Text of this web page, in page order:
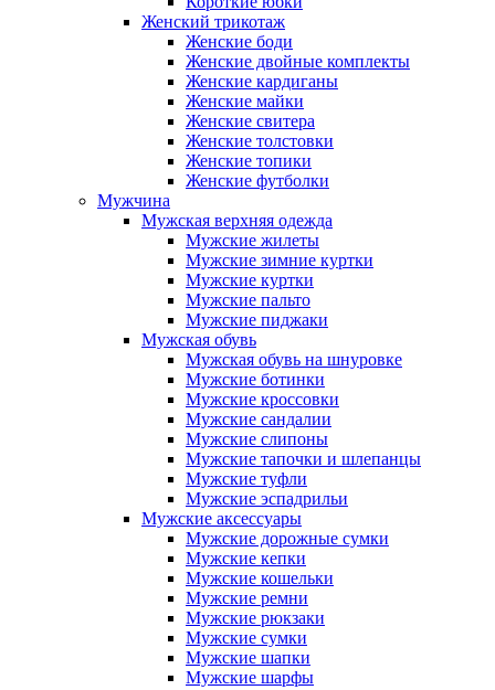
Женский трикотаж
Женские боди
Женские двойные комплекты
Женские кардиганы
Женские майки
Женские свитера
Женские толстовки
Женские топики
Женские футболки
Мужчина
Мужская верхняя одежда
Мужские жилеты
Мужские зимние куртки
Мужские куртки
Мужские пальто
Мужские пиджаки
Мужская обувь
Мужская обувь на шнуровке
Мужские ботинки
Мужские кроссовки
Мужские сандалии
Мужские слипоны
Мужские тапочки и шлепанцы
Мужские туфли
Мужские эспадрильи
Мужские аксессуары
Мужские дорожные сумки
Мужские кепки
Мужские кошельки
Мужские ремни
Мужские рюкзаки
Мужские сумки
Мужские шапки
Мужские шарфы